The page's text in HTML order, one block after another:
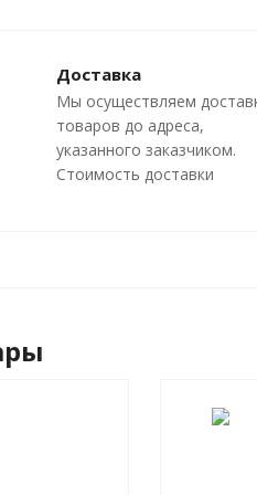
Доставка
Мы осуществляем
товаров до адреса,
указанного заказчиком.
Стоимость доставки